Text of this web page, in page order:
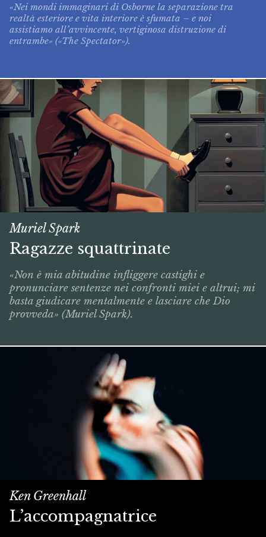
«Nei mondi immaginari di Osborne la separazione tra
realtà esteriore e vita interiore è sfumata – e noi
assistiamo all’avvincente, vertiginosa distruzione di
entrambe» («The Spectator»).
Muriel Spark
Ragazze squattrinate
«Non è mia abitudine infliggere castighi e
pronunciare sentenze nei confronti miei e altrui; mi
basta giudicare mentalmente e lasciare che Dio
provveda» (Muriel Spark).
Ken Greenhall
L’accompagnatrice